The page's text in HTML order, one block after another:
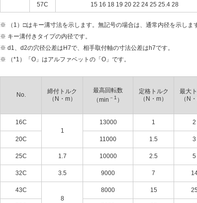
57C 15 16 18 19 20 22 24 25 25.4 28
※ （1）□はキー溝寸法を示します。無記号の場合は、通常内径を示しま
※ キー溝付きタイプの内径です。
※ d1、d2の穴径公差はH7で、相手取付軸の寸法公差はh7です。
※ （*1）「O」はアルファベットの「O」です。
No.
締付トルク
（N・m）
最高回転数
（min －1 ）
定格トルク
（N・m）
最大
（N
16C
1
13000 1 2
20C 11000 1.5 3
25C 1.7 10000 2.5 5
32C 3.5 9000 7
43C
8
8000 15 25